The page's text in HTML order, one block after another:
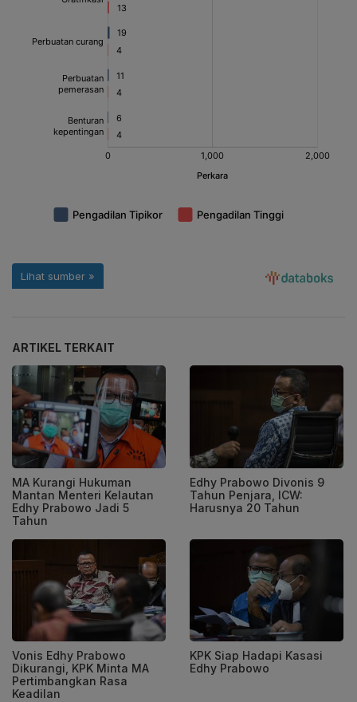
ARTIKEL TERKAIT
MA Kurangi Hukuman
Mantan Menteri Kelautan
Edhy Prabowo Jadi 5
Tahun
Edhy Prabowo Divonis 9
Tahun Penjara, ICW:
Harusnya 20 Tahun
Vonis Edhy Prabowo
Dikurangi, KPK Minta MA
Pertimbangkan Rasa
Keadilan
KPK Siap Hadapi Kasasi
Edhy Prabowo